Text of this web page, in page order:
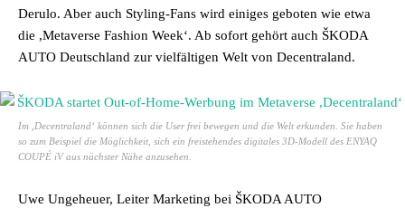
Derulo. Aber auch Styling-Fans wird einiges geboten wie etwa
die ,Metaverse Fashion Week‘. Ab sofort gehört auch ŠKODA
AUTO Deutschland zur vielfältigen Welt von Decentraland.
Im ,Decentraland‘ können sich die User frei bewegen und die Welt erkunden. Sie haben
so zum Beispiel die Möglichkeit, sich ein freistehendes digitales 3D-Modell des ENYAQ
COUPÉ iV aus nächster Nähe anzusehen.
Uwe Ungeheuer, Leiter Marketing bei ŠKODA AUTO